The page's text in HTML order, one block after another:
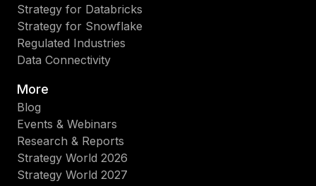
Strategy for Databricks
Strategy for Snowflake
Regulated Industries
Data Connectivity
More
Blog
Events & Webinars
Research & Reports
Strategy World 2026
Strategy World 2027